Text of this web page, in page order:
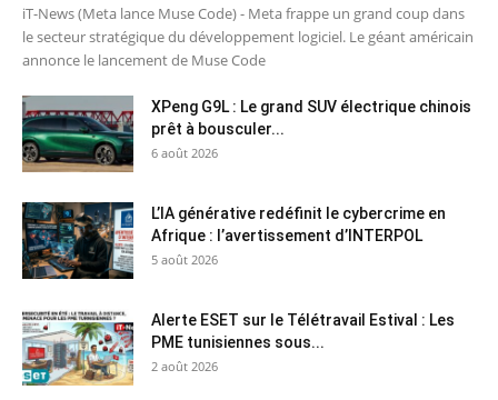
iT-News (Meta lance Muse Code) - Meta frappe un grand coup dans
le secteur stratégique du développement logiciel. Le géant américain
annonce le lancement de Muse Code
XPeng G9L : Le grand SUV électrique chinois
prêt à bousculer...
6 août 2026
L’IA générative redéfinit le cybercrime en
Afrique : l’avertissement d’INTERPOL
5 août 2026
Alerte ESET sur le Télétravail Estival : Les
PME tunisiennes sous...
2 août 2026